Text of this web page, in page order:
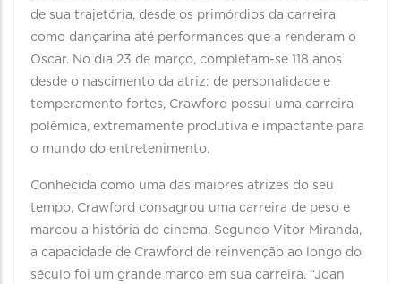
de sua trajetória, desde os primórdios da carreira
como dançarina até performances que a renderam o
Oscar. No dia 23 de março, completam-se 118 anos
desde o nascimento da atriz: de personalidade e
temperamento fortes, Crawford possui uma carreira
polêmica, extremamente produtiva e impactante para
o mundo do entretenimento.
Conhecida como uma das maiores atrizes do seu
tempo, Crawford consagrou uma carreira de peso e
marcou a história do cinema. Segundo Vitor Miranda,
a capacidade de Crawford de reinvenção ao longo do
século foi um grande marco em sua carreira. “Joan